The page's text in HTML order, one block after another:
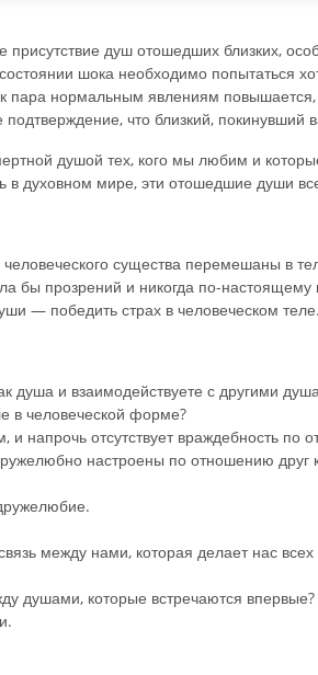
душ отошедших близких,
шока необходимо попытаться
пара нормальным явлениям
что близкий, покинувший
душой тех, кого мы любим и
в духовном мире, эти отошедшие души
существа перемешаны в
бы прозрений и никогда по-настоящему
— победить страх в человеческом теле.
душа и взаимодействуете с другими
в человеческой форме?
напрочь отсутствует враждебность по
настроены по отношению друг
между нами, которая делает нас
душами, которые встречаются впервые?